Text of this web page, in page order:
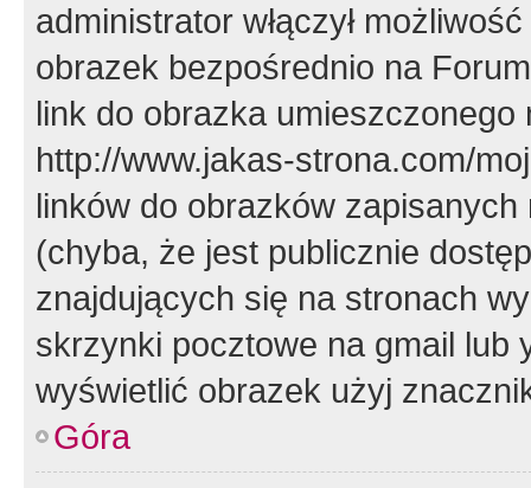
administrator włączył
obrazek bezpośrednio na
link do obrazka
http://www.jakas-strona.com/
linków do obrazków
(chyba, że jest publicznie
znajdujących się na stronach
skrzynki pocztowe na gmail lub
wyświetlić obrazek użyj
Góra